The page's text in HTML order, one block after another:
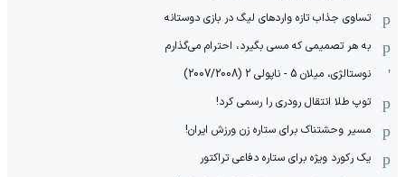
تساوی جذاب تازه واردهای لیگ در بازی دوستانه
به هر تصمیمی که مسی بگیرد، احترام می‌گذارم
نوستالژی، میلان 5 - ناپولی 2 (2007/2008)
توپ طلا انتقال رودری را رسمی کرد!
مسیر وحشتناک برای ستاره زن ورزش ایران!
یک رکورد ویژه برای ستاره دفاعی تراکتور